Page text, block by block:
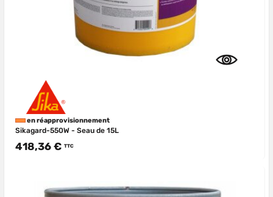
en réapprovisionnement
Sikagard-550W - Seau de 15L
418,36 € TTC